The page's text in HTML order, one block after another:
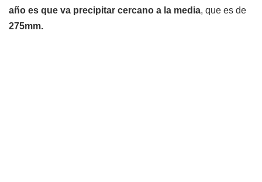
año es que va precipitar cercano a la media, que es de
275mm.